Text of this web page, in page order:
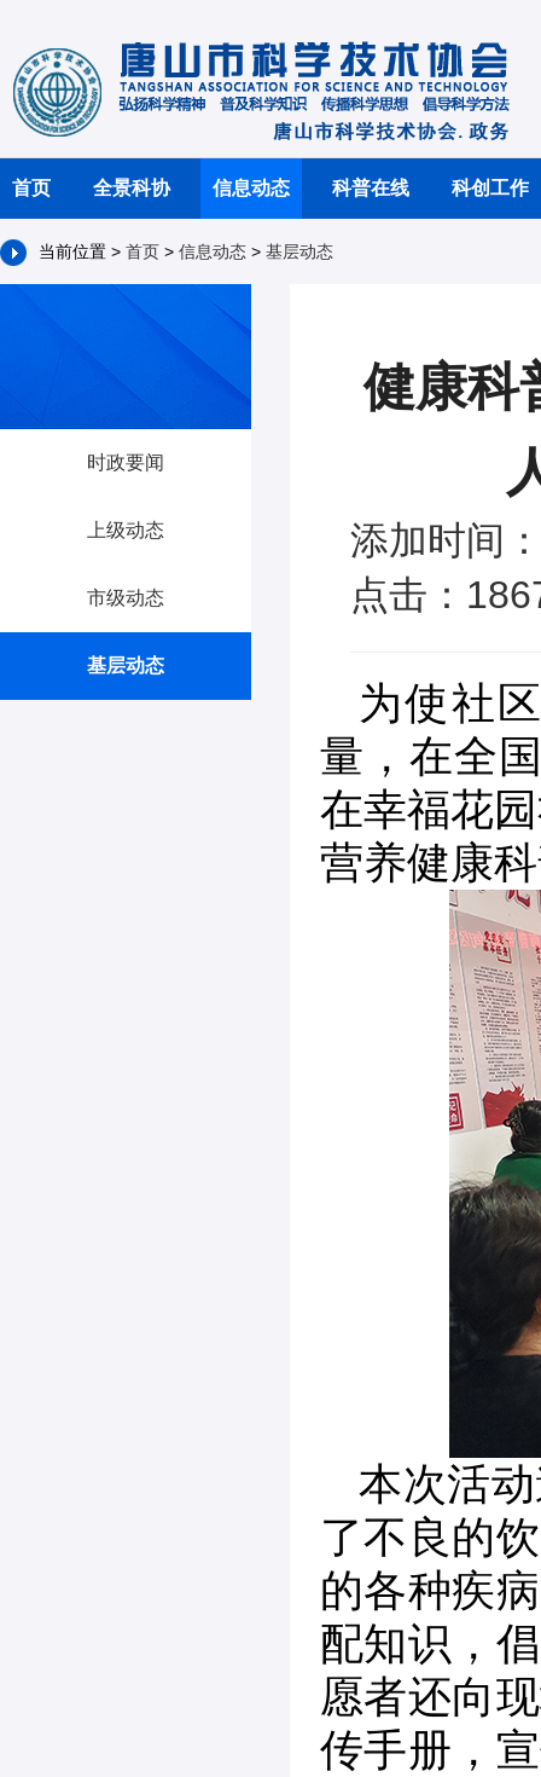
首页 全景科协 信息动态 科普在线 科创工作
当前位置 > 首页 > 信息动态 > 基层动态
时政要闻
上级动态
市级动态
基层动态
健康科
添加时间
点击：
为使社
量，在全
在幸福花
营养健康
本次活
了不良的
的各种疾
配知识，
愿者还向
传手册，